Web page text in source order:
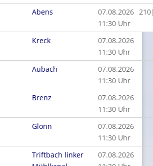
Abens
07.08.2026
11:30 Uhr
Kreck
07.08.2026
11:30 Uhr
Aubach
07.08.2026
11:30 Uhr
Brenz
07.08.2026
11:30 Uhr
Glonn
07.08.2026
11:30 Uhr
Triftbach linker
07.08.2026